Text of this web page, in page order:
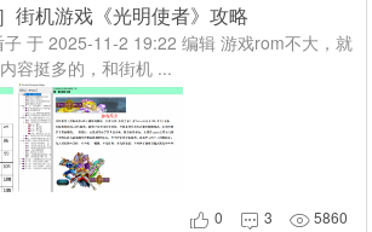
街机游戏《光明使者》攻略
于 2025-11-2 19:22 编辑 游戏rom不大，就
容挺多的，和街机 ...
 0  3 5860